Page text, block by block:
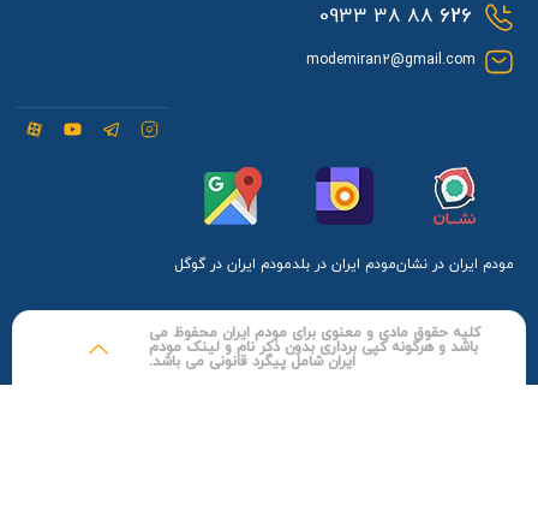
626
88 38 0933
modemiran2@gmail.com
مودم ایران در نشانمودم ایران در بلدمودم ایران در گوگل
کلیه حقوق مادی و معنوی برای مودم ایران محفوظ می
باشد و هرگونه کپی برداری بدون ذکر نام و لینک مودم
ایران شامل پیگرد قانونی می باشد.